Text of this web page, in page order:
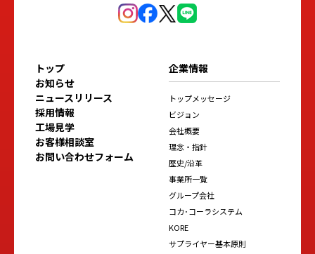
トップ
お知らせ
ニュースリリース
採用情報
工場見学
お客様相談室
お問い合わせフォーム
企業情報
トップメッセージ
ビジョン
会社概要
理念・指針
歴史/沿革
事業所一覧
グループ会社
コカ･コーラシステム
KORE
サプライヤー基本原則